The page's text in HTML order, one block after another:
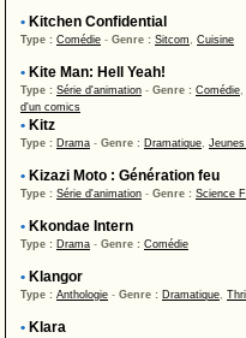
• Kitchen Confidential
Type : Comédie - Genre : Sitcom, Cuisine
• Kite Man: Hell Yeah!
Type : Série d'animation - Genre : Comédie,
d'un comics
• Kitz
Type : Drama - Genre : Dramatique,
• Kizazi Moto : Génération feu
Type : Série d'animation - Genre : Science
• Kkondae Intern
Type : Drama - Genre : Comédie
• Klangor
Type : Anthologie - Genre : Dramatique,
• Klara